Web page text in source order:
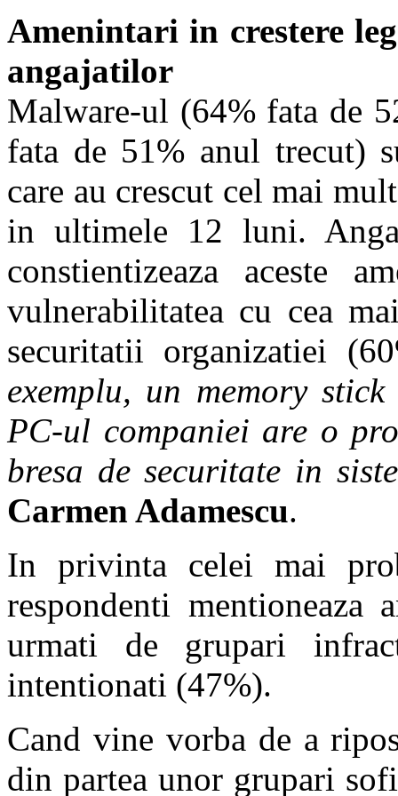
Amenintari in crestere
angajatilor
Malware-ul (64% fata de
fata de 51% anul trecut)
care au crescut cel mai
in ultimele 12 luni.
constientizeaza aceste
vulnerabilitatea cu cea
securitatii organizatiei
exemplu, un memory
PC-ul companiei are o
bresa de securitate in
Carmen Adamescu.
In privinta celei mai
respondenti
urmati de grupari
intentionati (47%).
Cand vine vorba de a
din partea unor grupari